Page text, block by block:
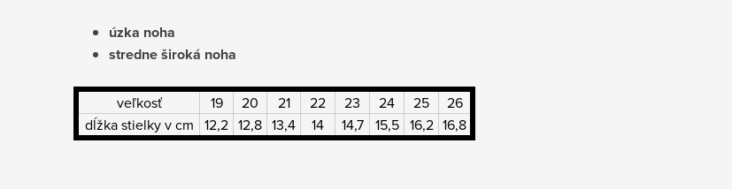
úzka noha
stredne široká noha
veľkosť 19 20 21 22 23 24 25
26
dĺžka stielky v cm 12,2 12,8 13,4 14 14,7 15,5 16,2 16,8